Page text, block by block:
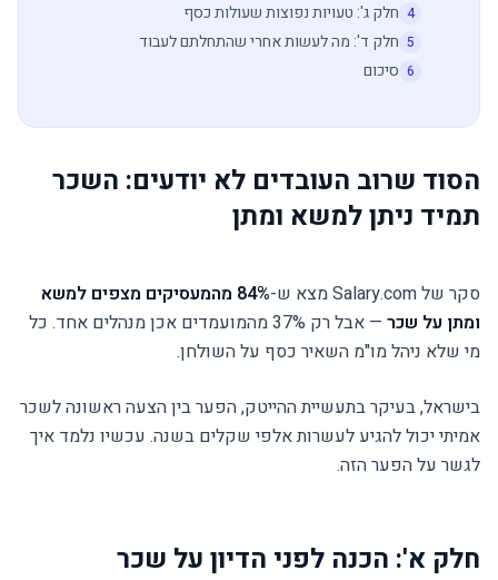
4 חלק ג': טעויות נפוצות שעולות כסף
5 חלק ד': מה לעשות אחרי שהתחלתם לעבוד
6 סיכום
הסוד שרוב העובדים לא יודעים: השכר
תמיד ניתן למשא ומתן
סקר של Salary.com מצא ש-
84% מהמעסיקים מצפים למשא
ומתן על שכר
— אבל רק 37% מהמועמדים אכן מנהלים אחד. כל
מי שלא ניהל מו"מ השאיר כסף על השולחן.
בישראל, בעיקר בתעשיית ההייטק, הפער בין הצעה ראשונה לשכר
אמיתי יכול להגיע לעשרות אלפי שקלים בשנה. עכשיו נלמד איך
לגשר על הפער הזה.
חלק א': הכנה לפני הדיון על שכר